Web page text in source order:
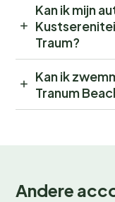
Kan ik mijn
Traum?
Kan ik
Tranum
Andere